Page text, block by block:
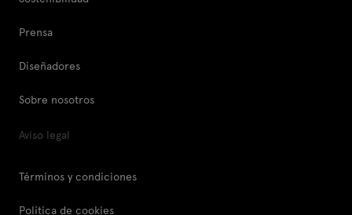
Prensa
Diseñadores
Sobre nosotros
Aviso legal
Términos y condiciones
Política de cookies